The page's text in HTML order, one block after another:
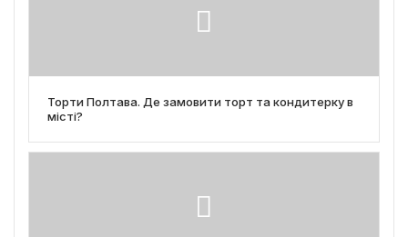
Торти Полтава. Де замовити торт та кондитерку в
місті?